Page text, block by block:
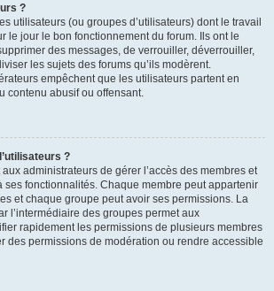
?
utilisateurs (ou groupes d’utilisateurs) dont le travail
le jour le bon fonctionnement du forum. Ils ont le
des messages, de verrouiller, déverrouiller,
les sujets des forums qu’ils modèrent.
empêchent que les utilisateurs partent en
contenu abusif ou offensant.
?
administrateurs de gérer l’accès des membres et
ses fonctionnalités. Chaque membre peut appartenir
et chaque groupe peut avoir ses permissions. La
l’intermédiaire des groupes permet aux
rapidement les permissions de plusieurs membres
des permissions de modération ou rendre accessible